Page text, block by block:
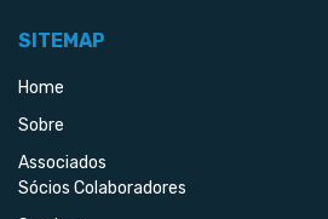
SITEMAP
Home
Sobre
Associados
Sócios Colaboradores